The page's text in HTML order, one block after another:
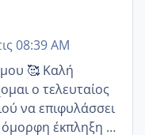
08:39 AM
🥰 Καλή
ο τελευταίος
να επιφυλάσσει
όμορφη έκπληξη 🧿